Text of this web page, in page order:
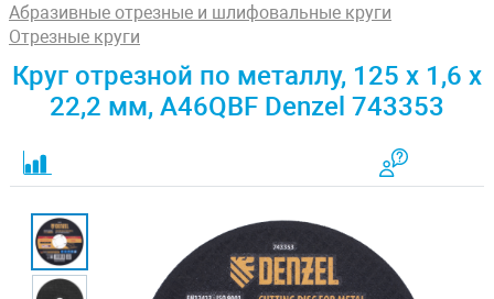
Абразивные отрезные и шлифовальные круги
Отрезные круги
Круг отрезной по металлу, 125 х 1,6 х
22,2 мм, A46QBF Denzel 743353